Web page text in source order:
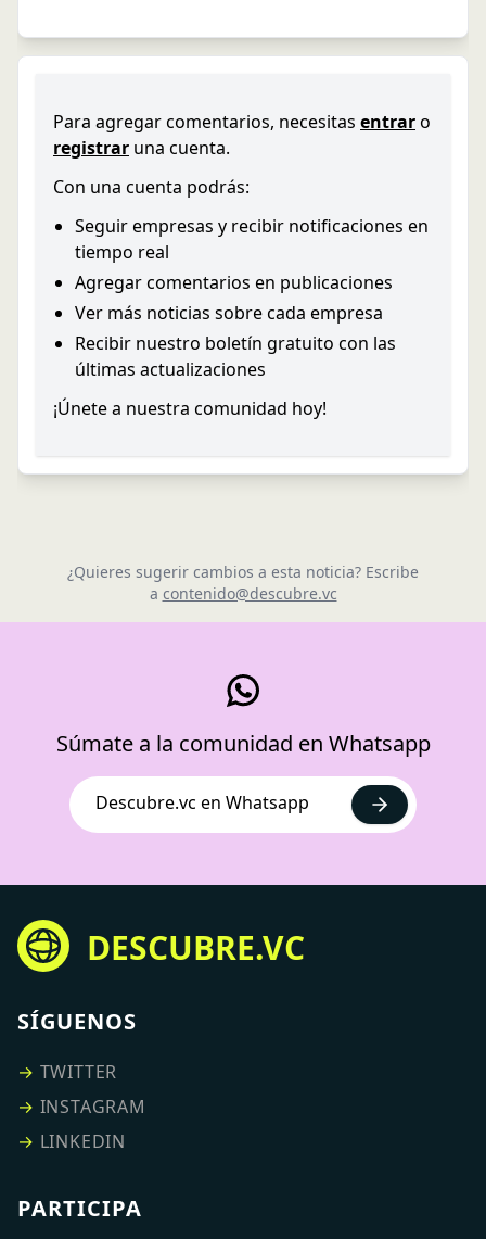
Para agregar comentarios, necesitas entraro
registrar una cuenta.
Con una cuenta podrás:
Seguir empresas y recibir notificaciones en
tiempo real
Agregar comentarios en publicaciones
Ver más noticias sobre cada empresa
Recibir nuestro boletín gratuito con las
últimas actualizaciones
¡Únete a nuestra comunidad hoy!
¿Quieres sugerir cambios a esta noticia? Escribe
a contenido@descubre.vc
Súmate a la comunidad en Whatsapp
Descubre.vc en Whatsapp
DESCUBRE.VC
SÍGUENOS
→ TWITTER
→ INSTAGRAM
→ LINKEDIN
PARTICIPA